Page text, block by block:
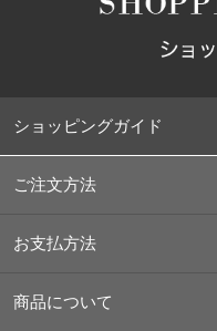
ショッピングガイド
ご注文方法
お支払方法
商品について